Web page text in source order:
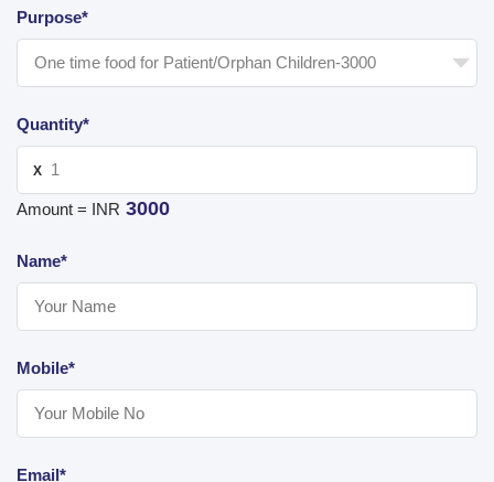
Purpose*
Quantity*
X
Amount = INR 3000
Name*
Mobile*
Email*